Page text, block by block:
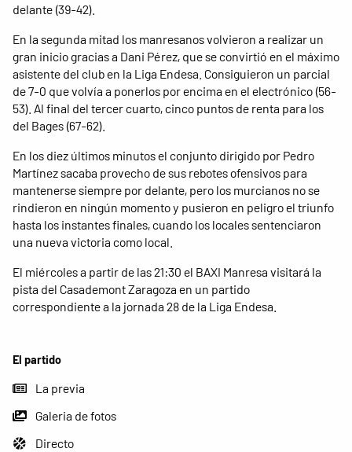
El partido
La previa
Galeria de fotos
Directo
delante (39-42).
En la segunda mitad los manresanos volvieron a realizar un
gran inicio gracias a Dani Pérez, que se convirtió en el máximo
asistente del club en la Liga Endesa. Consiguieron un parcial
de 7-0 que volvía a ponerlos por encima en el electrónico (56-
53). Al final del tercer cuarto, cinco puntos de renta para los
del Bages (67-62).
En los diez últimos minutos el conjunto dirigido por Pedro
Martínez sacaba provecho de sus rebotes ofensivos para
mantenerse siempre por delante, pero los murcianos no se
rindieron en ningún momento y pusieron en peligro el triunfo
hasta los instantes finales, cuando los locales sentenciaron
una nueva victoria como local.
El miércoles a partir de las 21:30 el BAXI Manresa visitará la
pista del Casademont Zaragoza en un partido
correspondiente a la jornada 28 de la Liga Endesa.